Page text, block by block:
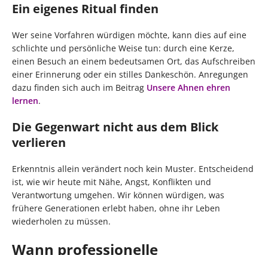
Ein eigenes Ritual finden
Wer seine Vorfahren würdigen möchte, kann dies auf eine
schlichte und persönliche Weise tun: durch eine Kerze,
einen Besuch an einem bedeutsamen Ort, das Aufschreiben
einer Erinnerung oder ein stilles Dankeschön. Anregungen
dazu finden sich auch im Beitrag Unsere Ahnen ehren
lernen.
Die Gegenwart nicht aus dem Blick
verlieren
Erkenntnis allein verändert noch kein Muster. Entscheidend
ist, wie wir heute mit Nähe, Angst, Konflikten und
Verantwortung umgehen. Wir können würdigen, was
frühere Generationen erlebt haben, ohne ihr Leben
wiederholen zu müssen.
Wann professionelle